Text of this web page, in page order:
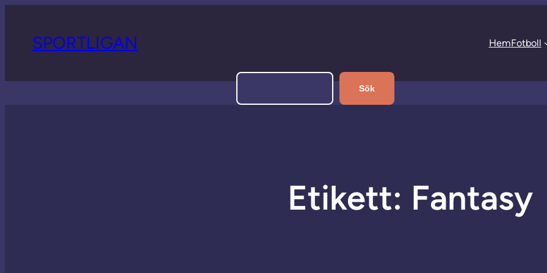
SPORTLIGAN HemFotboll
Sök
Sök
Etikett: Fantasy